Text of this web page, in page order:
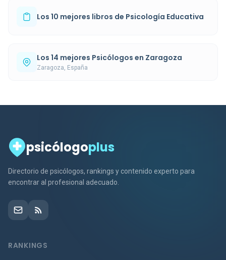
Los 10 mejores libros de Psicología Educativa
Los 14 mejores Psicólogos en Zaragoza
Zaragoza, España
psicólogoplus
Directorio de psicólogos, rankings y contenido experto para
encontrar al profesional adecuado.
RANKINGS